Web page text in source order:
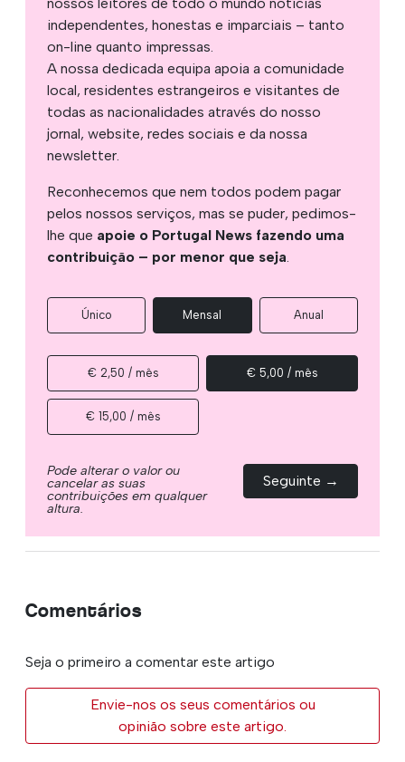
nossos leitores de todo o mundo notícias
independentes, honestas e imparciais – tanto
on-line quanto impressas.
A nossa dedicada equipa apoia a comunidade
local, residentes estrangeiros e visitantes de
todas as nacionalidades através do nosso
jornal, website, redes sociais e da nossa
newsletter.
Reconhecemos que nem todos podem pagar
pelos nossos serviços, mas se puder, pedimos-
lhe que apoie o Portugal News fazendo uma
contribuição – por menor que seja.
Único Mensal Anual
€ 2,50 / mês € 5,00 / mês
€ 15,00 / mês
Pode alterar o valor ou
cancelar as suas
contribuições em qualquer
altura.
Seguinte →
Comentários
Seja o primeiro a comentar este artigo
Envie-nos os seus comentários ou
opinião sobre este artigo.